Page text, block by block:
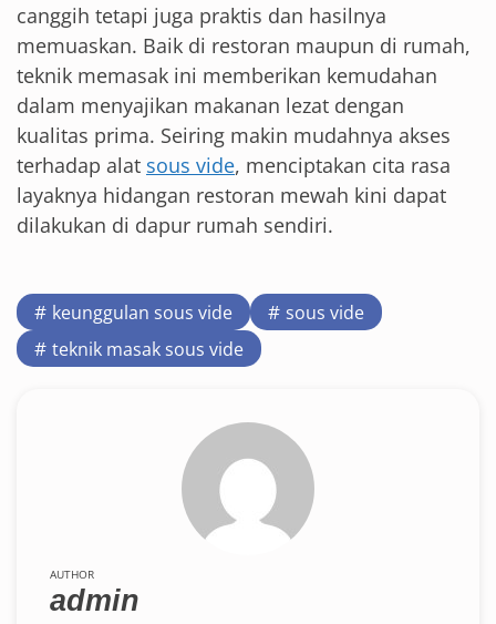
canggih tetapi juga praktis dan hasilnya
memuaskan. Baik di restoran maupun di rumah,
teknik memasak ini memberikan kemudahan
dalam menyajikan makanan lezat dengan
kualitas prima. Seiring makin mudahnya akses
terhadap alat sous vide, menciptakan cita rasa
layaknya hidangan restoran mewah kini dapat
dilakukan di dapur rumah sendiri.
keunggulan sous vide
sous vide
teknik masak sous vide
AUTHOR
admin